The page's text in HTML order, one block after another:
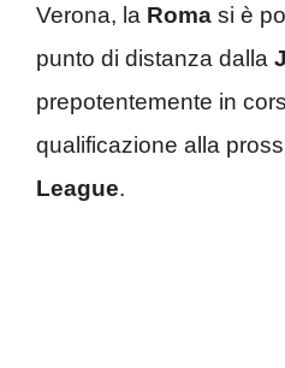
Verona, la Roma si è
punto di distanza dalla
prepotentemente in
qualificazione alla
League.